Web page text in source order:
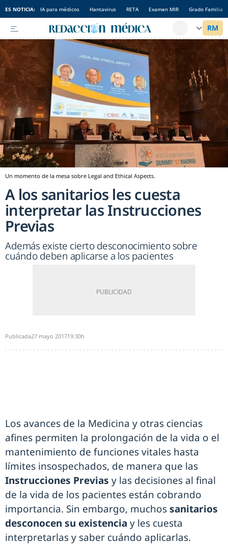
ES NOTICIA: IA para médicos Hantavirus RETA Examen MIR Grado Familia
Un momento de la mesa sobre Legal and Ethical Aspects.
A los sanitarios les cuesta
interpretar las Instrucciones
Previas
Además existe cierto desconocimiento sobre
cuándo deben aplicarse a los pacientes
Publicada27 mayo 201719:30h
Los avances de la Medicina y otras ciencias
afines permiten la prolongación de la vida o el
mantenimiento de funciones vitales hasta
límites insospechados, de manera que las
Instrucciones Previas y las decisiones al final
de la vida de los pacientes están cobrando
importancia. Sin embargo, muchossanitarios
desconocen su existencia y les cuesta
interpretarlas y saber cuándo aplicarlas.